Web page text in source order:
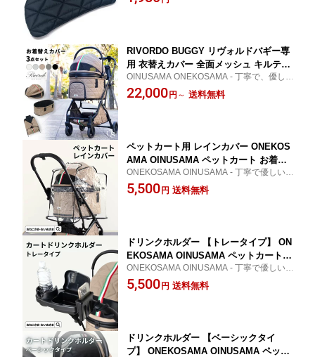
RIVORDO BUGGY リヴォルドバギー専
用 衣替えカバー 全面メッシュ キルティ
ング 取り外せる コットカバー ルーフ
キャリー 荷物カゴ 通気性 超軽量 コン
OINUSAMA ONEKOSAMA - 丁寧で、優し
いもの作り - お着替えカバー 衣替えカバー
リヴォルドバギー ペットカート 全面メッシ
22,000円 ～ 送料無料
ペットカート用 レインカバー ONEKOS
AMA OINUSAMA ペットカート お着替
えカート 雨具 雨よけ 風よけ 防風 防寒
カバー 対策 雨 安全 通気 犬 猫 ペット用
ONEKOSAMA OINUSAMA - 丁寧で優しい
ものづくり
5,500円 送料無料
ドリンクホルダー 【トレータイプ】 ON
EKOSAMA OINUSAMA ペットカート
お着替えカート ベビーカー ペットボト
ル スマホ スマホホルダー 携帯入れ 小
ONEKOSAMA OINUSAMA - 丁寧で優しい
ものづくり ハンドル ボトルホルダー ベビ
ーカー カップホルダー 出産準備
5,500円 送料無料
ドリンクホルダー 【ベーシックタイ
プ】 ONEKOSAMA OINUSAMA ペット